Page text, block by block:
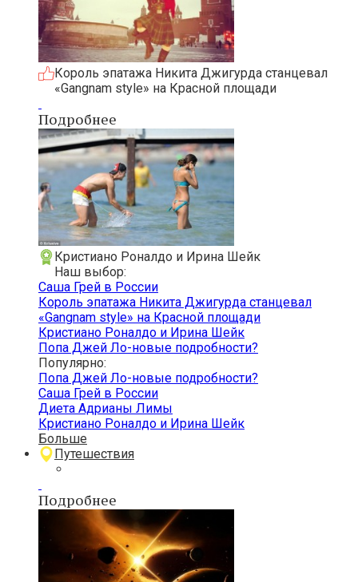
Король эпатажа Никита Джигурда станцевал
«Gangnam style» на Красной площади
Подробнее
Кристиано Роналдо и Ирина Шейк
Наш выбор:
Саша Грей в России
Король эпатажа Никита Джигурда станцевал
«Gangnam style» на Красной площади
Кристиано Роналдо и Ирина Шейк
Попа Джей Ло-новые подробности?
Популярно:
Попа Джей Ло-новые подробности?
Саша Грей в России
Диета Адрианы Лимы
Кристиано Роналдо и Ирина Шейк
Больше
Путешествия
Подробнее